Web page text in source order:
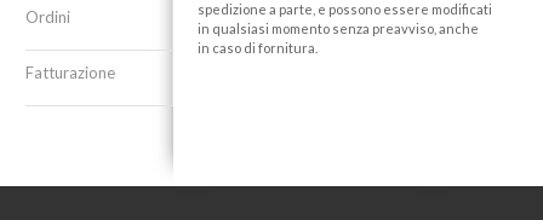
Ordini
Fatturazione
spedizione a parte, e possono essere modificati
in qualsiasi momento senza preavviso, anche
in caso di fornitura.